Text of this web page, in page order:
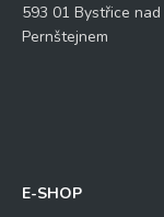
593 01 Bystřice nad
Pernštejnem
E-SHOP